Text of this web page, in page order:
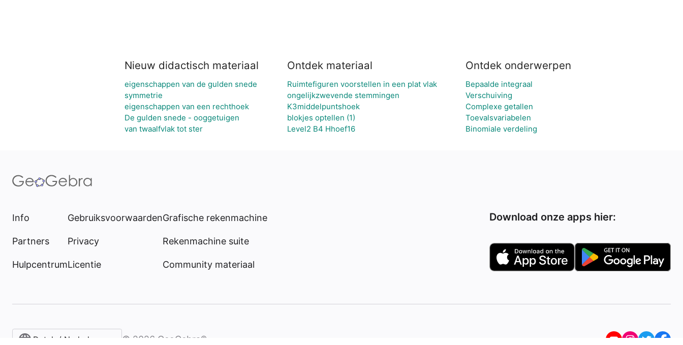
Nieuw didactisch materiaal
eigenschappen van de gulden snede
symmetrie
eigenschappen van een rechthoek
De gulden snede - ooggetuigen
van twaalfvlak tot ster
Ontdek materiaal
Ruimtefiguren voorstellen in een plat vlak
ongelijkzwevende stemmingen
K3middelpuntshoek
blokjes optellen (1)
Level2 B4 Hhoef16
Ontdek onderwerpen
Bepaalde integraal
Verschuiving
Complexe getallen
Toevalsvariabelen
Binomiale verdeling
Info
Partners
Hulpcentrum
Gebruiksvoorwaarden
Privacy
Licentie
Grafische rekenmachine
Rekenmachine suite
Community materiaal
Download onze apps hier:
Dutch / Nederlands‎ (België)‎
© 2026 GeoGebra®